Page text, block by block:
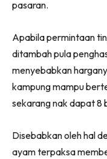
Hotel
Hartanah
High
Video
Beli Di
pasaran.
Apabila permintaan
ditambah pula
menyebabkan
kampung mampu
sekarang nak dapat 8
Disebabkan oleh hal
ayam terpaksa